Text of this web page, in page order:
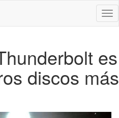
es
discos más